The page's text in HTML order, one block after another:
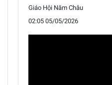
Giáo Hội Năm Châu
02:05 05/05/2026